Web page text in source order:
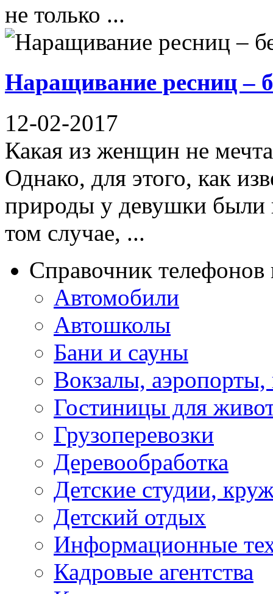
не только ...
Наращивание ресниц –
12-02-2017
Какая из женщин не
Однако, для этого, как
природы у девушки были
том случае, ...
Справочник
Автомобили
Автошколы
Бани и сауны
Вокзалы,
Гостиницы для
Грузоперевозки
Деревообработка
Детские студии,
Детский отдых
Информационные
Кадровые агентства